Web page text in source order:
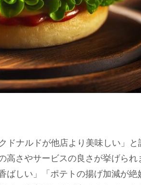
ドナルドが他店より美味しい」と
高さやサービスの良さが挙げられ
ばしい」「ポテトの揚げ加減が絶